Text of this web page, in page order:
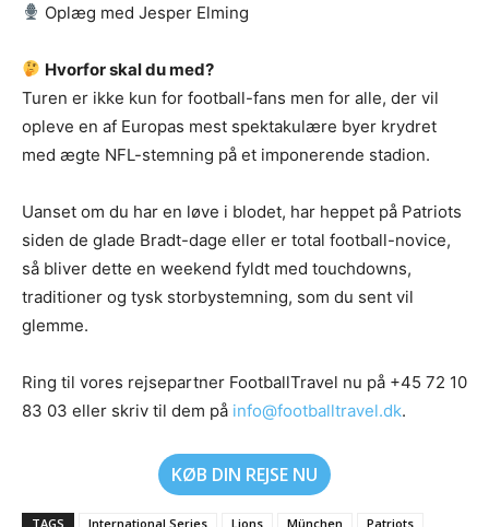
Oplæg med Jesper Elming
Hvorfor skal du med?
Turen er ikke kun for football-fans men for alle, der vil
opleve en af Europas mest spektakulære byer krydret
med ægte NFL-stemning på et imponerende stadion.
Uanset om du har en løve i blodet, har heppet på Patriots
siden de glade Bradt-dage eller er total football-novice,
så bliver dette en weekend fyldt med touchdowns,
traditioner og tysk storbystemning, som du sent vil
glemme.
Ring til vores rejsepartner FootballTravel nu på +45 72 10
83 03 eller skriv til dem på info@footballtravel.dk.
KØB DIN REJSE NU
TAGS International Series Lions München
Patriots